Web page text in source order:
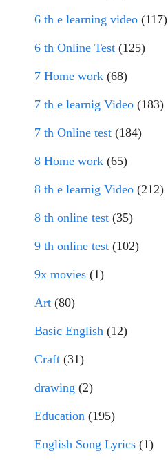
6 th e learning video (117)
6 th Online Test (125)
7 Home work (68)
7 th e learnig Video (183)
7 th Online test (184)
8 Home work (65)
8 th e learnig Video (212)
8 th online test (35)
9 th online test (102)
9x movies (1)
Art (80)
Basic English (12)
Craft (31)
drawing (2)
Education (195)
English Song Lyrics (1)